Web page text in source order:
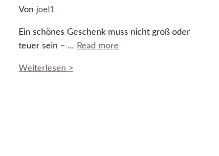
Von joel1
Ein schönes Geschenk muss nicht groß oder
teuer sein – … Read more
Weiterlesen >